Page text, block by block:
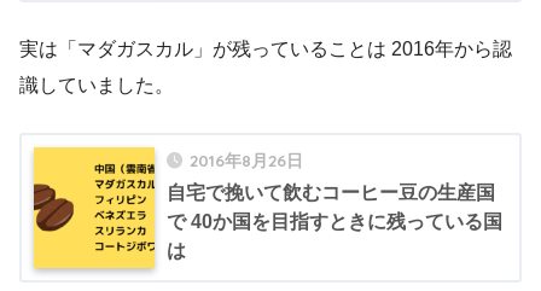
実は「マダガスカル」が残っていることは 2016年から認
識していました。
2016年8月26日
自宅で挽いて飲むコーヒー豆の生産国
で 40か国を目指すときに残っている国
は